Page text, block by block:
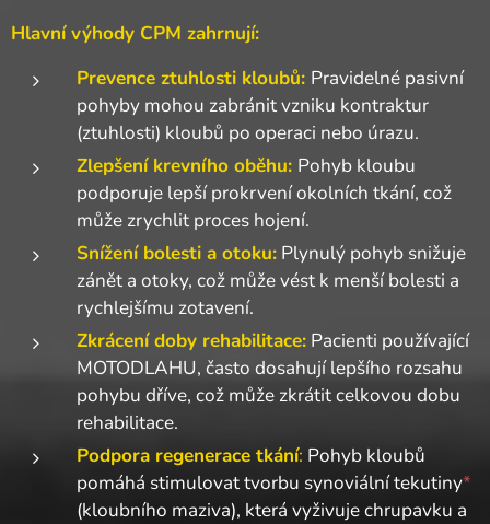
Hlavní výhody CPM zahrnují:
Prevence ztuhlosti kloubů: Pravidelné pasivní
pohyby mohou zabránit vzniku kontraktur
(ztuhlosti) kloubů po operaci nebo úrazu.
Zlepšení krevního oběhu: Pohyb kloubu
podporuje lepší prokrvení okolních tkání, což
může zrychlit proces hojení.
Snížení bolesti a otoku: Plynulý pohyb snižuje
zánět a otoky, což může vést k menší bolesti a
rychlejšímu zotavení.
Zkrácení doby rehabilitace: Pacienti používající
MOTODLAHU, často dosahují lepšího rozsahu
pohybu dříve, což může zkrátit celkovou dobu
rehabilitace.
Podpora regenerace tkání: Pohyb kloubů
pomáhá stimulovat tvorbu synoviální tekutiny*
(kloubního maziva), která vyživuje chrupavku a